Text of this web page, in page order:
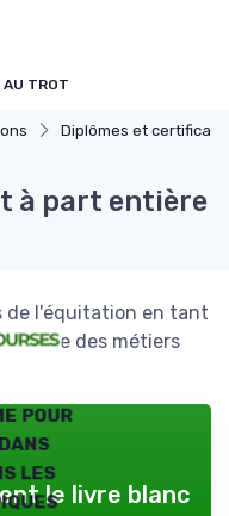
AU TROT
Diplômes et
à part entière
de l'équitation en tant
des métiers
pour
les
le livre blanc